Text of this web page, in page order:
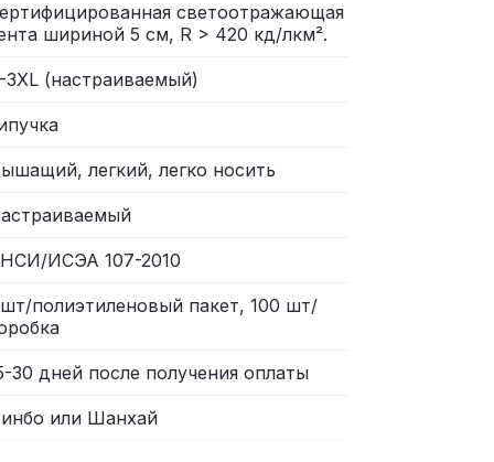
светоотражающая
шириной 5 см, R > 420 кд/лкм².
3XL (настраиваемый)
легкий, легко носить
ИСЭА 107-2010
полиэтиленовый пакет, 100 шт/
30 дней после получения оплаты
или Шанхай